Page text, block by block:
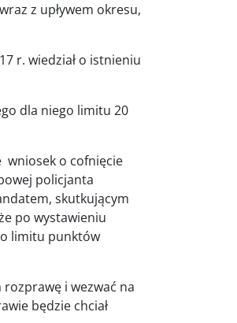
z upływem okresu,
r. wiedział o istnieniu
dla niego limitu 20
wniosek o cofnięcie
policjanta
skutkującym
po wystawieniu
limitu punktów
rozprawę i wezwać na
będzie chciał